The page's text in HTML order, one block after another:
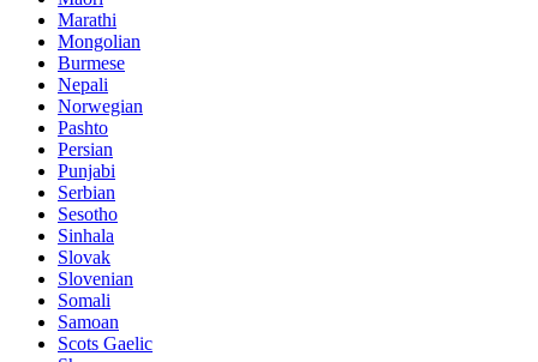
Marathi
Mongolian
Burmese
Nepali
Norwegian
Pashto
Persian
Punjabi
Serbian
Sesotho
Sinhala
Slovak
Slovenian
Somali
Samoan
Scots Gaelic